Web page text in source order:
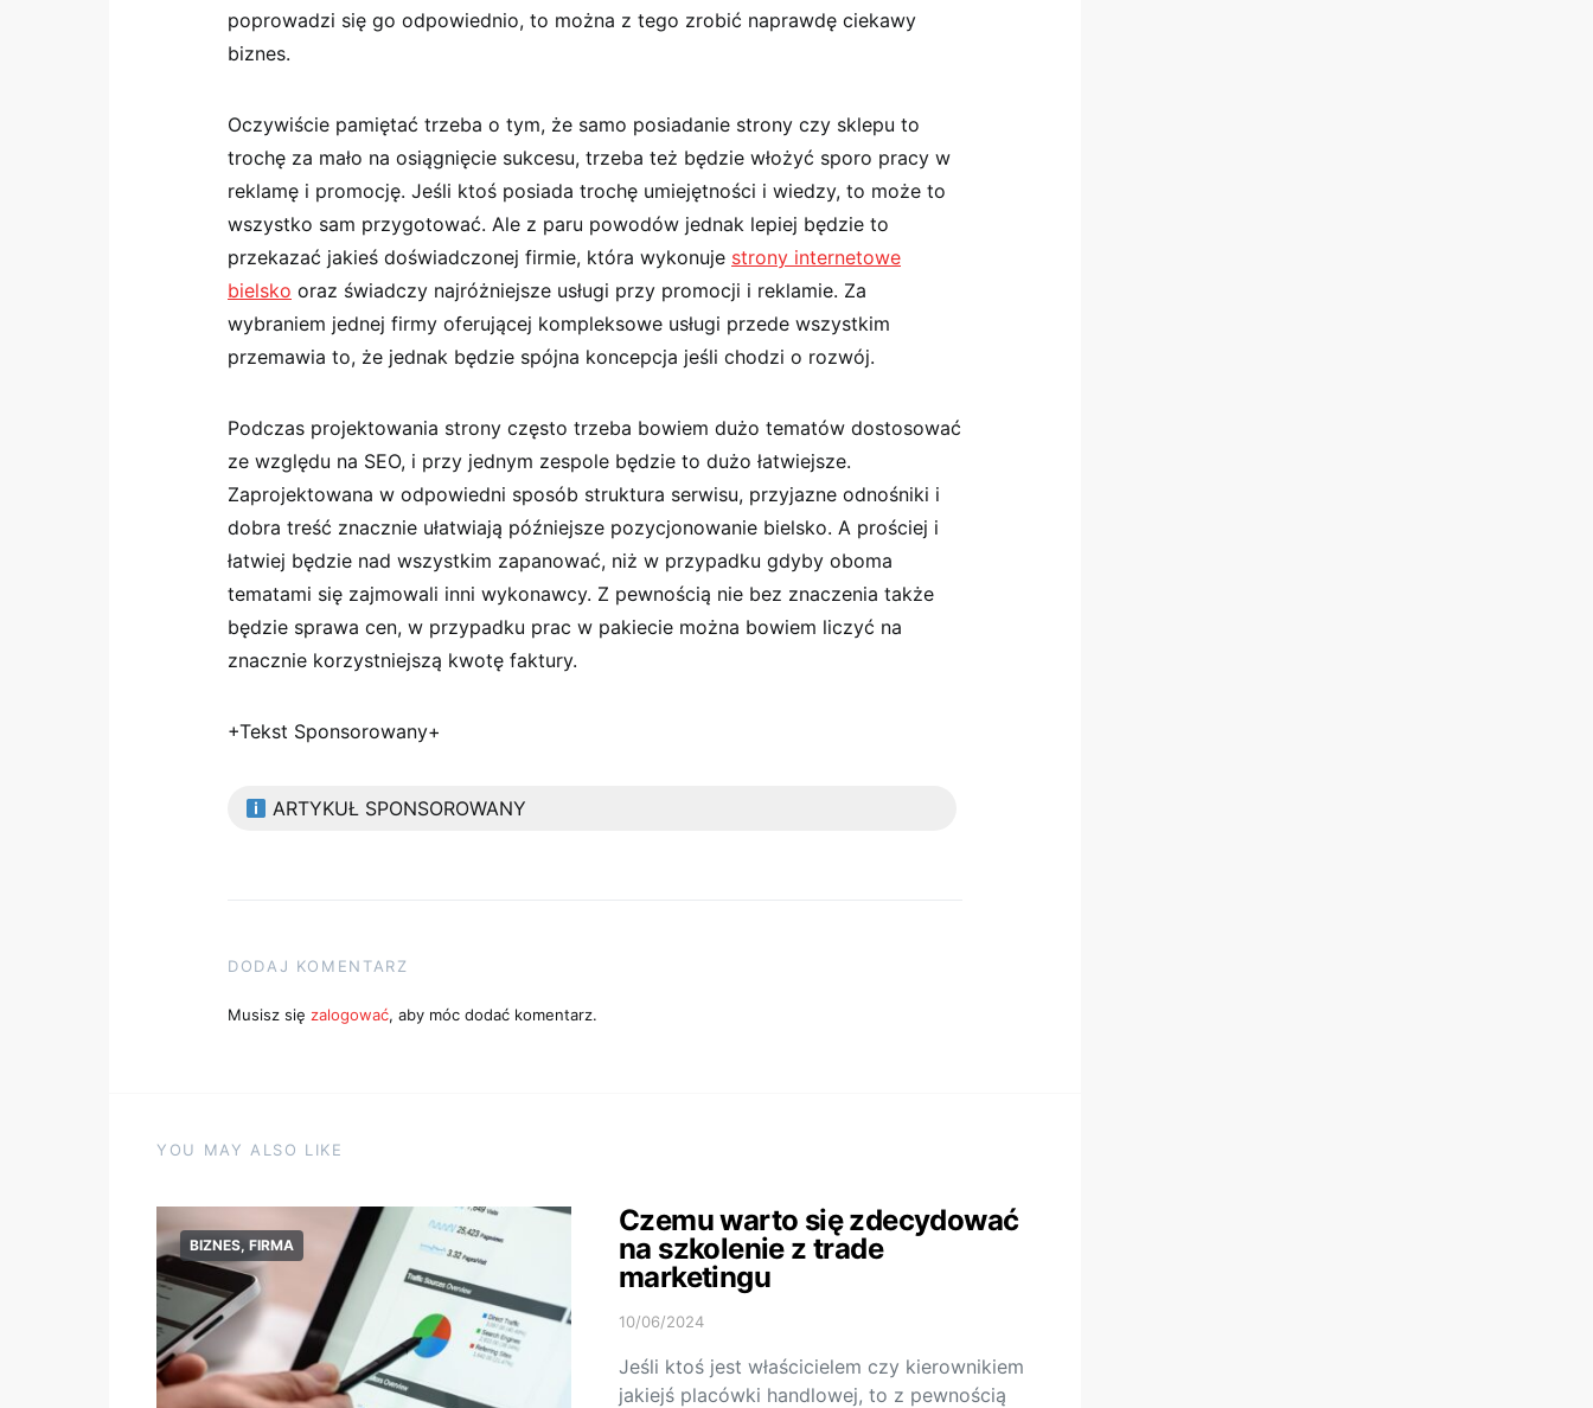
poprowadzi się go odpowiednio, to można z tego zrobić naprawdę ciekawy
biznes.
Oczywiście pamiętać trzeba o tym, że samo posiadanie strony czy sklepu to
trochę za mało na osiągnięcie sukcesu, trzeba też będzie włożyć sporo pracy w
reklamę i promocję. Jeśli ktoś posiada trochę umiejętności i wiedzy, to może to
wszystko sam przygotować. Ale z paru powodów jednak lepiej będzie to
przekazać jakieś doświadczonej firmie, która wykonuje strony internetowe
bielsko oraz świadczy najróżniejsze usługi przy promocji i reklamie. Za
wybraniem jednej firmy oferującej kompleksowe usługi przede wszystkim
przemawia to, że jednak będzie spójna koncepcja jeśli chodzi o rozwój.
Podczas projektowania strony często trzeba bowiem dużo tematów dostosować
ze względu na SEO, i przy jednym zespole będzie to dużo łatwiejsze.
Zaprojektowana w odpowiedni sposób struktura serwisu, przyjazne odnośniki i
dobra treść znacznie ułatwiają późniejsze pozycjonowanie bielsko. A prościej i
łatwiej będzie nad wszystkim zapanować, niż w przypadku gdyby oboma
tematami się zajmowali inni wykonawcy. Z pewnością nie bez znaczenia także
będzie sprawa cen, w przypadku prac w pakiecie można bowiem liczyć na
znacznie korzystniejszą kwotę faktury.
+Tekst Sponsorowany+
ARTYKUŁ SPONSOROWANY
DODAJ KOMENTARZ
Musisz się zalogować, aby móc dodać komentarz.
YOU MAY ALSO LIKE
BIZNES, FIRMA
Czemu warto się zdecydować
na szkolenie z trade
marketingu
10/06/2024
Jeśli ktoś jest właścicielem czy kierownikiem
jakiejś placówki handlowej, to z pewnością